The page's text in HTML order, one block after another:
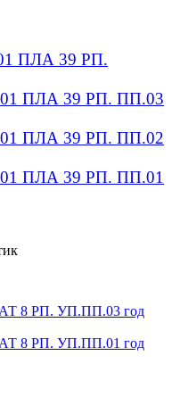
ПЛА 39 РП.
ПЛА 39 РП. ПП.03
ПЛА 39 РП. ПП.02
ПЛА 39 РП. ПП.01
8 РП. УП.ПП.03 год
8 РП. УП.ПП.01 год